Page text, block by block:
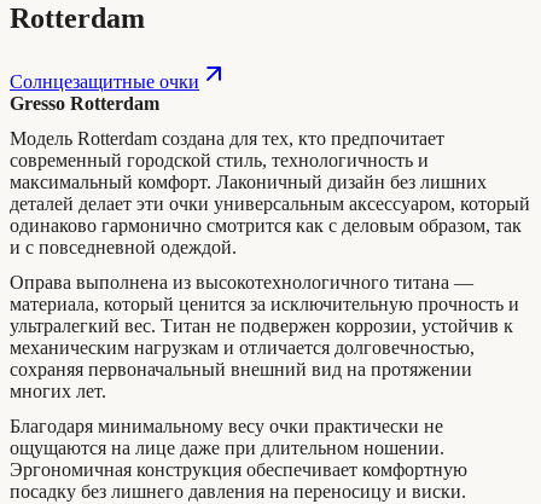
Rotterdam
Солнцезащитные очки
Gresso Rotterdam
Модель Rotterdam создана для тех, кто предпочитает
современный городской стиль, технологичность и
максимальный комфорт. Лаконичный дизайн без лишних
деталей делает эти очки универсальным аксессуаром, который
одинаково гармонично смотрится как с деловым образом, так
и с повседневной одеждой.
Оправа выполнена из высокотехнологичного титана —
материала, который ценится за исключительную прочность и
ультралегкий вес. Титан не подвержен коррозии, устойчив к
механическим нагрузкам и отличается долговечностью,
сохраняя первоначальный внешний вид на протяжении
многих лет.
Благодаря минимальному весу очки практически не
ощущаются на лице даже при длительном ношении.
Эргономичная конструкция обеспечивает комфортную
посадку без лишнего давления на переносицу и виски.